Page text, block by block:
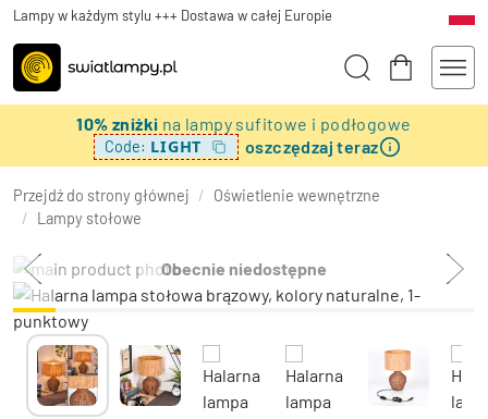
Lampy w każdym stylu +++ Dostawa w całej Europie
10% zniżki na lampy sufitowe i podłogowe
Code: LIGHT oszczędzaj teraz
Przejdź do strony głównej / Oświetlenie wewnętrzne
/ Lampy stołowe
Obecnie niedostępne